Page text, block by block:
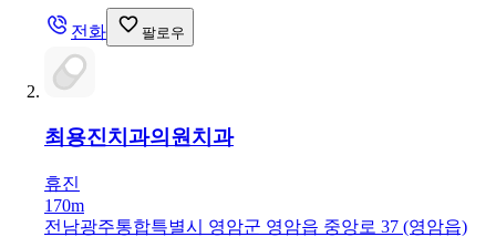
전화 팔로우
최용진치과의원 치과
휴진
170m
전남광주통합특별시 영암군 영암읍 중앙로 37 (영암읍)